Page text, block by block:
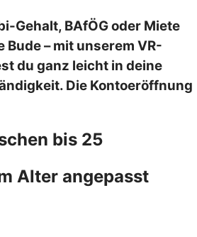
Gehalt, BAfÖG oder Miete
– mit unserem VR-
du ganz leicht in deine
Die Kontoeröffnung
bis 25
Alter angepasst